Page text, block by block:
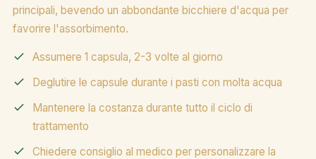
principali, bevendo un abbondante bicchiere d'acqua per
favorire l'assorbimento.
Assumere 1 capsula, 2-3 volte al giorno
Deglutire le capsule durante i pasti con molta acqua
Mantenere la costanza durante tutto il ciclo di
trattamento
Chiedere consiglio al medico per personalizzare la